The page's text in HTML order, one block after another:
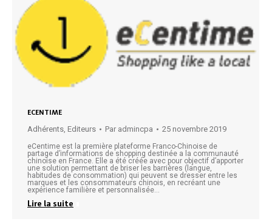
ECENTIME
Adhérents, Editeurs Par admincpa 25 novembre 2019
eCentime est la première plateforme Franco-Chinoise de
partage d’informations de shopping destinée a la communauté
chinoise en France. Elle a été créée avec pour objectif d’apporter
une solution permettant de briser les barrières (langue,
habitudes de consommation) qui peuvent se dresser entre les
marques et les consommateurs chinois, en recréant une
expérience familière et personnalisée…
Lire la suite